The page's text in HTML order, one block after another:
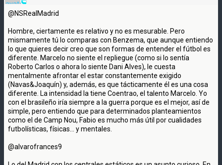
@NSRealMadrid
Hombre, ciertamente es relativo y no es mesurable. Pero
mismamente tú lo comparas con Benzema, que aunque entiendo
lo que quieres decir creo que son formas de entender el fútbol es
diferente. Marcelo no siente el repliegue (como si lo sentía
Roberto Carlos o ahora lo siente Dani Alves), le cuesta
mentalmente afrontar el estar constantemente exigido
(Navas&Joaquín) y, además, es que tácticamente él es una cosa
diferente. La intensidad la tiene Coentrao, el talento Marcelo. Yo
con el brasileño iría siempre a la guerra porque es el mejor, así de
simple, pero entiendo que para determinados planteamientos
como el de Camp Nou, Fabio es mucho más útil por cualidades
futbolísticas, físicas... y mentales.
@alvarofrances9